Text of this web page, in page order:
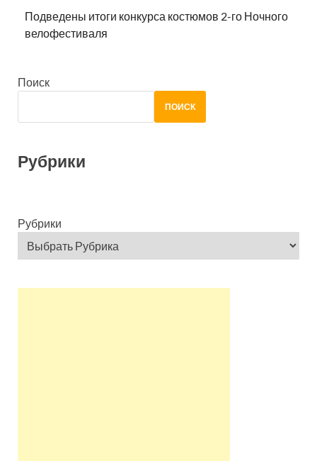
Подведены итоги конкурса костюмов 2-го Ночного
велофестиваля
Поиск
ПОИСК
Рубрики
Рубрики